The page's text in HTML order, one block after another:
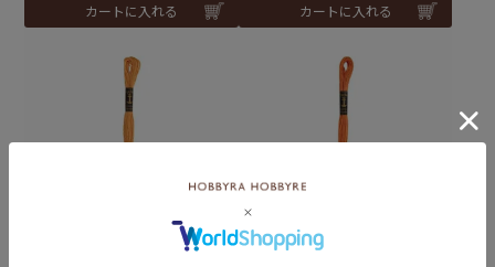
カートに入れる カートに入れる